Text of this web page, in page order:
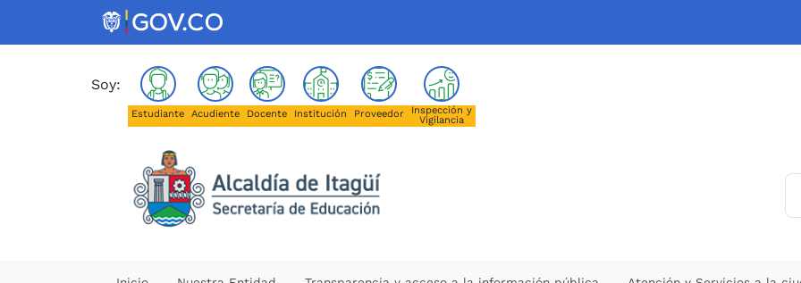
Saltar al contenido principal
(Este enlace abrirá una nueva pestaña)
Soy:
Estudiante Acudiente Docente Institución Proveedor
Inspección y
Vigilancia